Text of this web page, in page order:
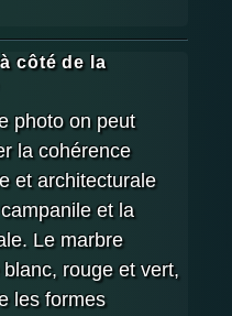
côté de la
photo on peut
la cohérence
et architecturale
et la
Le marbre
rouge et vert,
les formes